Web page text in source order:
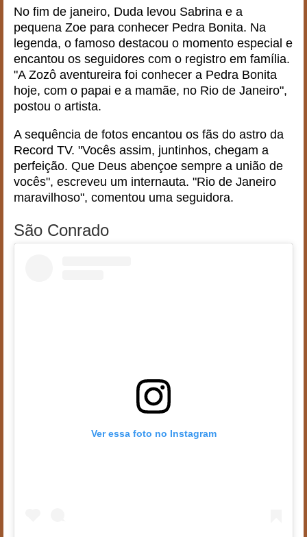
No fim de janeiro, Duda levou Sabrina e a
pequena Zoe para conhecer Pedra Bonita. Na
legenda, o famoso destacou o momento especial e
encantou os seguidores com o registro em família.
"A Zozô aventureira foi conhecer a Pedra Bonita
hoje, com o papai e a mamãe, no Rio de Janeiro",
postou o artista.
A sequência de fotos encantou os fãs do astro da
Record TV. "Vocês assim, juntinhos, chegam a
perfeição. Que Deus abençoe sempre a união de
vocês", escreveu um internauta. "Rio de Janeiro
maravilhoso", comentou uma seguidora.
São Conrado
Ver essa foto no Instagram